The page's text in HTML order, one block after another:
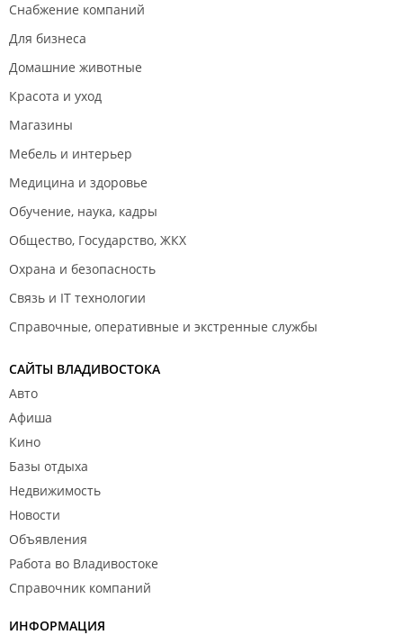
Снабжение компаний
Для бизнеса
Домашние животные
Красота и уход
Магазины
Мебель и интерьер
Медицина и здоровье
Обучение, наука, кадры
Общество, Государство, ЖКХ
Охрана и безопасность
Связь и IT технологии
Справочные, оперативные и экстренные службы
САЙТЫ ВЛАДИВОСТОКА
Авто
Афиша
Кино
Базы отдыха
Недвижимость
Новости
Объявления
Работа во Владивостоке
Справочник компаний
ИНФОРМАЦИЯ